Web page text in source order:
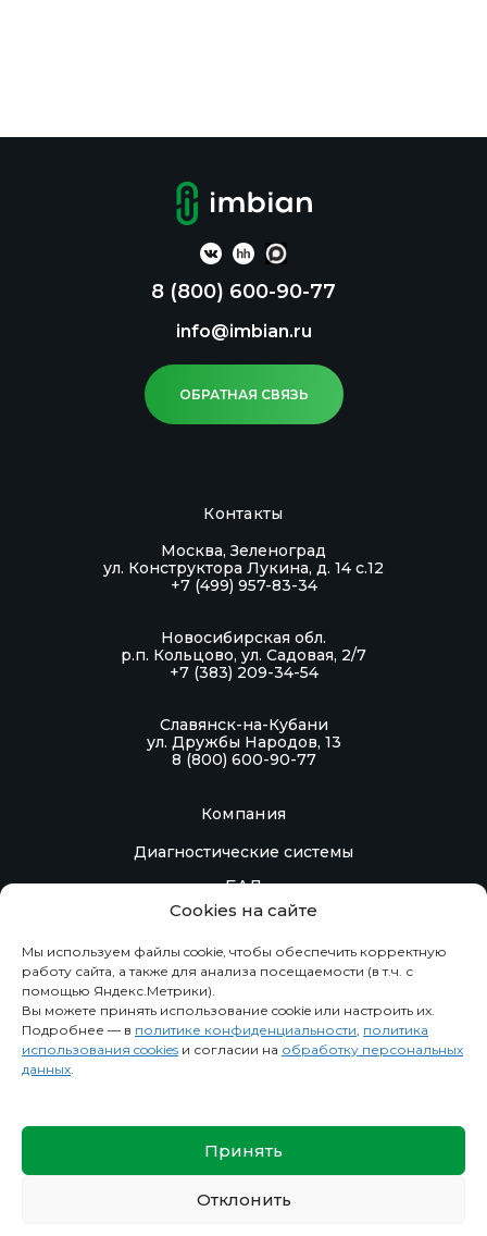
Cookies на сайте
Мы используем файлы cookie, чтобы обеспечить корректную
работу сайта, а также для анализа посещаемости (в т.ч. с
помощью Яндекс.Метрики).
Вы можете принять использование cookie или настроить их.
Подробнее — в политике конфиденциальности, политика
использования cookies и согласии на обработку персональных
данных.
Принять
Отклонить
Предназначен для одноэтапного быстрого
качественного и полуколичественного
определения глюкозы и кетоновых тел в
моче с помощью колориметрического
Замораживание не допускается!
Хранение экспресс-тестов в упаковке
Транспортирование экспресс-тестов при
температуре от +2 °С до +30 °С транспортом
в соответствии с правилами перевозок,
действующими на транспорте данного вида.
Срок годности:
Срок годности изделия – 24 месяца.
8 (800) 600-90-77
info@imbian.ru
ОБРАТНАЯ СВЯЗЬ
Компания
Диагностические системы
БАД
Контакты
Контрактное производство
Информация
Новости
Политика конфиденциальности
Сведения
Контакты
Москва, Зеленоград
ул. Конструктора Лукина, д. 14 с.12
+7 (499) 957-83-34
Новосибирская обл.
р.п. Кольцово, ул. Садовая, 2/7
+7 (383) 209-34-54
Славянск-на-Кубани
ул. Дружбы Народов, 13
8 (800) 600-90-77